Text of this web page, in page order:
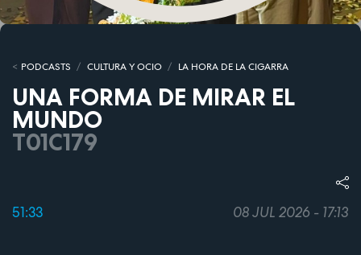
PODCASTS CULTURA Y OCIO LA HORA DE LA CIGARRA
UNA FORMA DE MIRAR EL
MUNDO
T01C179
51:33 08 JUL 2026 - 17:13